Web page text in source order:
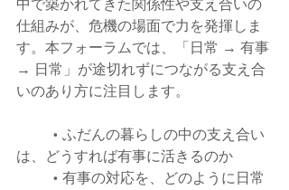
中で築かれてきた関係性や支え合いの
仕組みが、危機の場面で力を発揮しま
す。本フォーラムでは、「日常 → 有事
→ 日常」が途切れずにつながる支え合
いのあり方に注目します。
は、どうすれば有事に活きるのか